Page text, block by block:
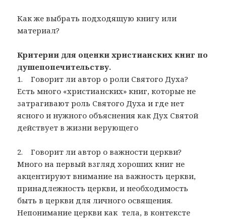
Как же выбрать подходящую книгу или
материал?
Критерии для оценки христианских книг по
душепопечительству.
1. Говорит ли автор о роли Святого Духа?
Есть много «христианских» книг, которые не
затрагивают роль Святого Духа и где нет
ясного и нужного объяснения как Дух Святой
действует в жизни верующего
2. Говорит ли автор о важности церкви?
Много на первый взгляд хороших книг не
акцентируют внимание на важность церкви,
принадлежность церкви, и необходимость
быть в церкви для личного освящения.
Непонимание церкви как тела, в контексте